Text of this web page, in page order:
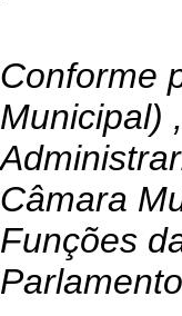
Conforme
Municipal)
Câmara
Funções